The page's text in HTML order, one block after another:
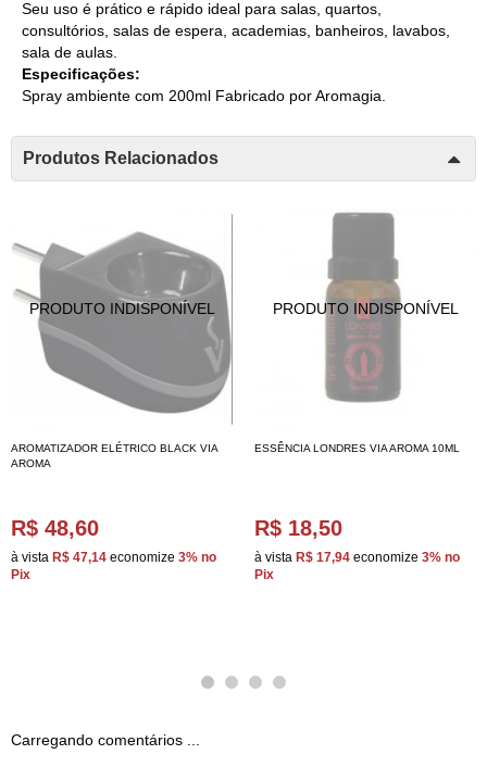
Seu uso é prático e rápido ideal para salas, quartos,
consultórios, salas de espera, academias, banheiros, lavabos,
sala de aulas.
Especificações:
Spray ambiente com 200ml Fabricado por Aromagia.
Produtos Relacionados
AROMATIZADOR ELÉTRICO BLACK VIA
AROMA
R$ 48,60
à vista R$ 47,14 economize 3% no
Pix
ESSÊNCIA LONDRES VIA AROMA 10ML
R$ 18,50
à vista R$ 17,94 economize 3% no
Pix
Carregando comentários ...